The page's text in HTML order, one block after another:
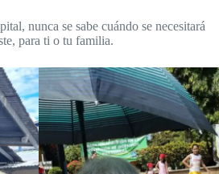
nunca se sabe cuándo se necesitará
para ti o tu familia.